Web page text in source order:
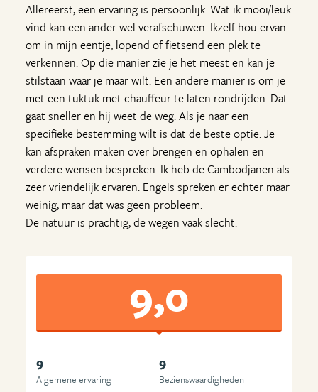
Allereerst, een ervaring is persoonlijk. Wat ik mooi/leuk
vind kan een ander wel verafschuwen. Ikzelf hou ervan
om in mijn eentje, lopend of fietsend een plek te
verkennen. Op die manier zie je het meest en kan je
stilstaan waar je maar wilt. Een andere manier is om je
met een tuktuk met chauffeur te laten rondrijden. Dat
gaat sneller en hij weet de weg. Als je naar een
specifieke bestemming wilt is dat de beste optie. Je
kan afspraken maken over brengen en ophalen en
verdere wensen bespreken. Ik heb de Cambodjanen als
zeer vriendelijk ervaren. Engels spreken er echter maar
weinig, maar dat was geen probleem.
De natuur is prachtig, de wegen vaak slecht.
9,0
9
Algemene ervaring
9
Beziens­waardigheden